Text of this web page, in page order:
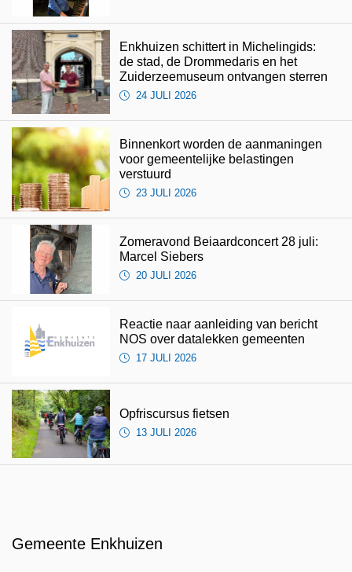
Enkhuizen schittert in Michelingids:
de stad, de Drommedaris en het
Zuiderzeemuseum ontvangen sterren
24 JULI 2026
Binnenkort worden de aanmaningen
voor gemeentelijke belastingen
verstuurd
23 JULI 2026
Zomeravond Beiaardconcert 28 juli:
Marcel Siebers
20 JULI 2026
Reactie naar aanleiding van bericht
NOS over datalekken gemeenten
17 JULI 2026
Opfriscursus fietsen
13 JULI 2026
Gemeente Enkhuizen